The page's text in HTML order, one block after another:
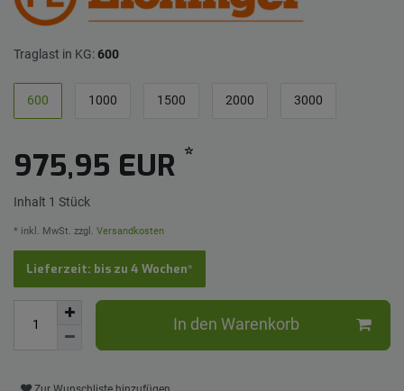
Traglast in KG:600
600 1000 1500 2000 3000
975,95 EUR *
Inhalt 1 Stück
* inkl. MwSt. zzgl. Versandkosten
Lieferzeit: bis zu 4 Wochen*
In den Warenkorb